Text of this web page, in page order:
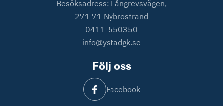
Besöksadress: Långrevsvägen,
271 71 Nybrostrand
0411-550350
info@ystadgk.se
Följ oss
Facebook